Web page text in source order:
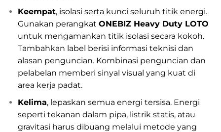
Keempat, isolasi serta kunci seluruh titik energi.
Gunakan perangkat ONEBIZ Heavy Duty LOTO
untuk mengamankan titik isolasi secara kokoh.
Tambahkan label berisi informasi teknisi dan
alasan penguncian. Kombinasi penguncian dan
pelabelan memberi sinyal visual yang kuat di
area kerja padat.
Kelima, lepaskan semua energi tersisa. Energi
seperti tekanan dalam pipa, listrik statis, atau
gravitasi harus dibuang melalui metode yang